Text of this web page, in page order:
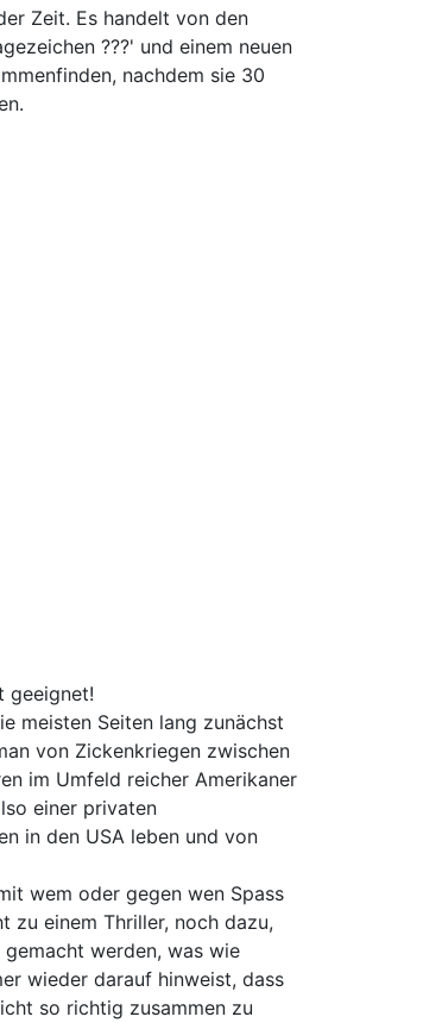
Zeit. Es handelt von den
???' und einem neuen
nachdem sie 30
geeignet!
meisten Seiten lang zunächst
von Zickenkriegen zwischen
im Umfeld reicher Amerikaner
einer privaten
in den USA leben und von
wem oder gegen wen Spass
zu einem Thriller, noch dazu,
werden, was wie
wieder darauf hinweist, dass
so richtig zusammen zu